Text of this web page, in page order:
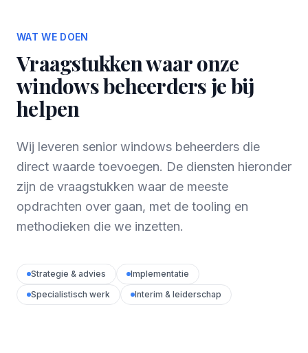
WAT WE DOEN
Vraagstukken waar onze
windows beheerders je bij
helpen
Wij leveren senior windows beheerders die
direct waarde toevoegen. De diensten hieronder
zijn de vraagstukken waar de meeste
opdrachten over gaan, met de tooling en
methodieken die we inzetten.
Strategie & advies
Implementatie
Specialistisch werk
Interim & leiderschap